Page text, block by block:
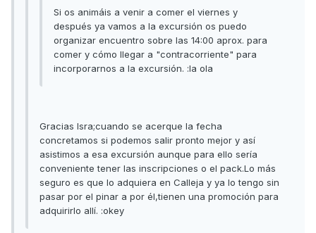
Si os animáis a venir a comer el viernes y
después ya vamos a la excursión os puedo
organizar encuentro sobre las 14:00 aprox. para
comer y cómo llegar a "contracorriente" para
incorporarnos a la excursión. :la ola
Gracias Isra;cuando se acerque la fecha
concretamos si podemos salir pronto mejor y así
asistimos a esa excursión aunque para ello sería
conveniente tener las inscripciones o el pack.Lo más
seguro es que lo adquiera en Calleja y ya lo tengo sin
pasar por el pinar a por él,tienen una promoción para
adquirirlo allí. :okey